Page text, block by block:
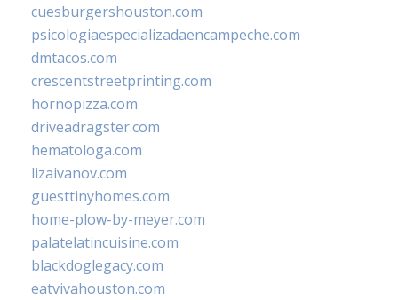
cuesburgershouston.com
psicologiaespecializadaencampeche.com
dmtacos.com
crescentstreetprinting.com
hornopizza.com
driveadragster.com
hematologa.com
lizaivanov.com
guesttinyhomes.com
home-plow-by-meyer.com
palatelatincuisine.com
blackdoglegacy.com
eatvivahouston.com